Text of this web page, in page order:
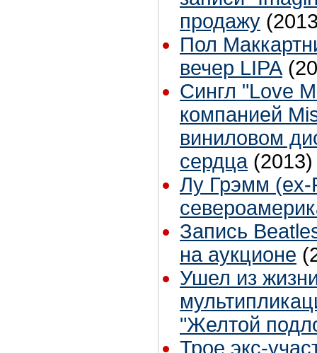
продажу
Пол
вечер LIPA
Сингл "Love
компанией
виниловом
сердца (2013)
Лу Грэмм (ex-
Запись
на аукционе
Ушел из
"Желтой
Трое экс-